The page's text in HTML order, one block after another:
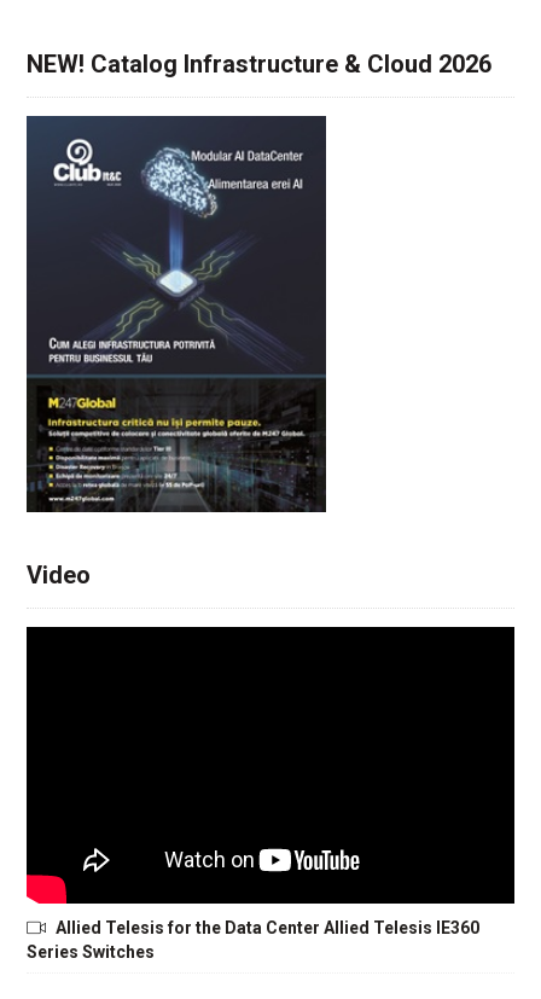
NEW! Catalog Infrastructure & Cloud 2026
Video
Allied Telesis for the Data Center Allied Telesis IE360
Series Switches